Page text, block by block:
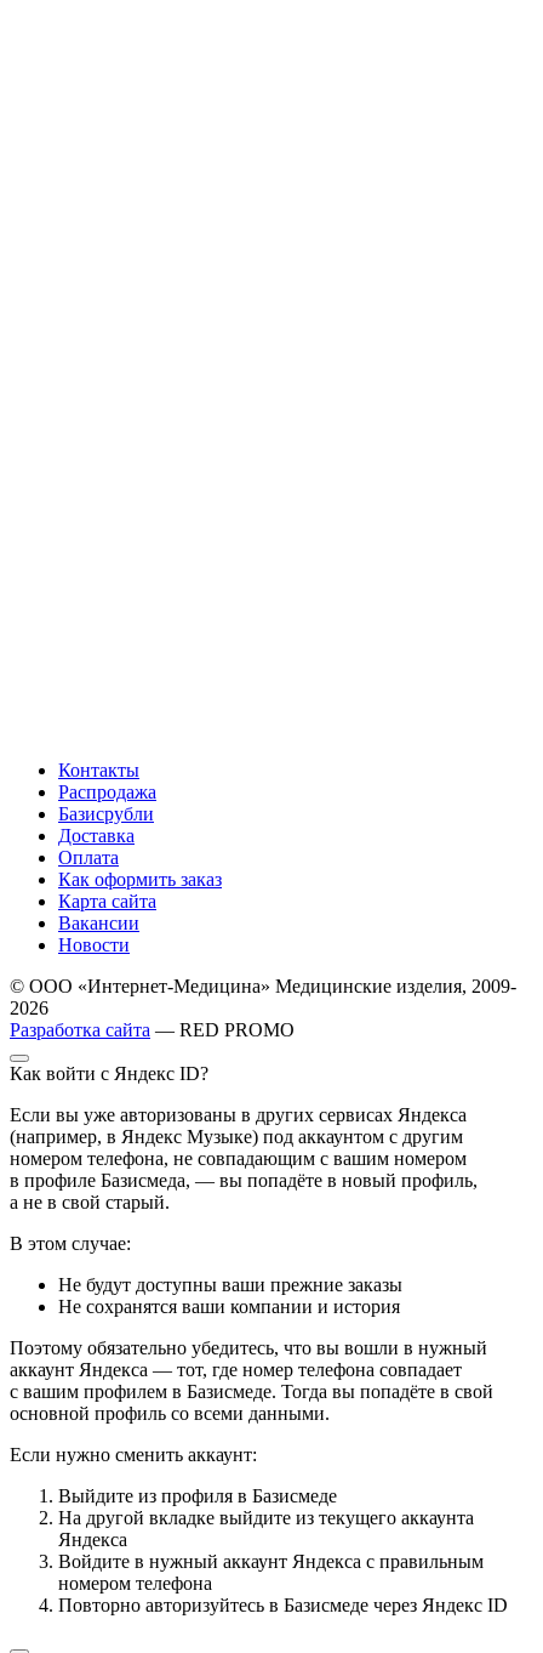
Контакты
Распродажа
Базисрубли
Доставка
Оплата
Как оформить заказ
Карта сайта
Вакансии
Новости
© ООО «Интернет-Медицина» Медицинские изделия, 2009-
2026
Разработка сайта — RED PROMO
Как войти с Яндекс ID?
Если вы уже авторизованы в других сервисах Яндекса
(например, в Яндекс Музыке) под аккаунтом с другим
номером телефона, не совпадающим с вашим номером
в профиле Базисмеда, — вы попадёте в новый профиль,
а не в свой старый.
В этом случае:
Не будут доступны ваши прежние заказы
Не сохранятся ваши компании и история
Поэтому обязательно убедитесь, что вы вошли в нужный
аккаунт Яндекса — тот, где номер телефона совпадает
с вашим профилем в Базисмеде. Тогда вы попадёте в свой
основной профиль со всеми данными.
Если нужно сменить аккаунт:
Выйдите из профиля в Базисмеде
На другой вкладке выйдите из текущего аккаунта
Яндекса
Войдите в нужный аккаунт Яндекса с правильным
номером телефона
Повторно авторизуйтесь в Базисмеде через Яндекс ID